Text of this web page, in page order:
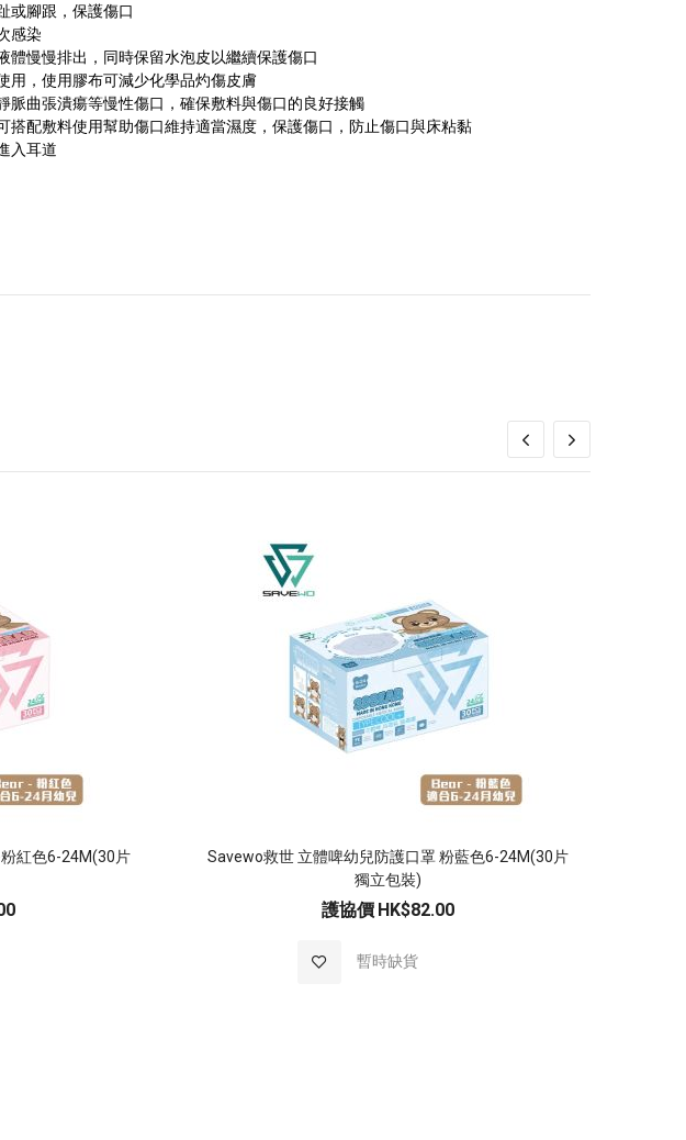
或腳跟，保護傷口
感染
體慢慢排出，同時保留水泡皮以繼續保護傷口
用，使用膠布可減少化學品灼傷皮膚
脈曲張潰瘍等慢性傷口，確保敷料與傷口的良好接觸
搭配敷料使用幫助傷口維持適當濕度，保護傷口，防止傷口與床粘黏
入耳道
紅色6-24M(30片
Savewo救世 立體啤幼兒防護口罩 粉藍色6-24M(30片
獨立包裝)
護協價 HK$82.00
暫時缺貨
加